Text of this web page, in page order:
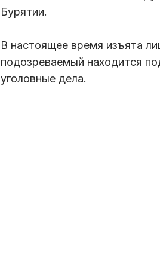
Бурятии.
В настоящее время изъята
подозреваемый находится
уголовные дела.